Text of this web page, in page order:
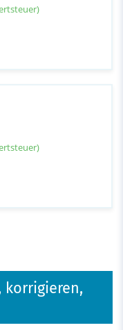
korrigieren,